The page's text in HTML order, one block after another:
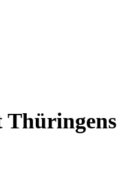
Thüringens